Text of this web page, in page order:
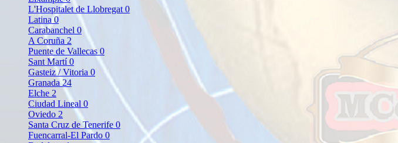
L'Hospitalet de Llobregat 0
Latina0
Carabanchel 0
A Coruña 2
Puente de Vallecas 0
Sant Martí0
Gasteiz / Vitoria 0
Granada24
Elche 2
Ciudad Lineal 0
Oviedo 2
Santa Cruz de Tenerife 0
Fuencarral-El Pardo 0